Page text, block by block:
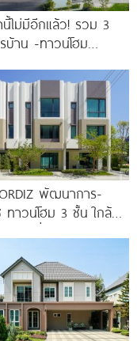
นี้ไม่มีอีกแล้ว! รวม 3
บ้าน -ทาวน์โฮม
บางนา เพียง
พัฒนาการ-
ทาวน์โฮม 3 ชั้น ใกล้